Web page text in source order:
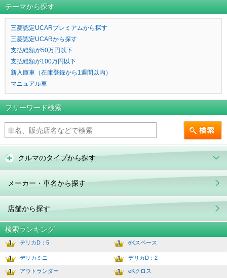
テーマから探す
三菱認定UCARプレミアムから探す
三菱認定UCARから探す
支払総額が50万円以下
支払総額が100万円以下
新入庫車（在庫登録から1週間以内）
マニュアル車
フリーワード検索
クルマのタイプから探す
メーカー・車名から探す
店舗から探す
検索ランキング
1デリカD：5 6.0
eKスペース
2デリカミニ 7.0
デリカD：2
アウトランダー 8.0
eKクロス